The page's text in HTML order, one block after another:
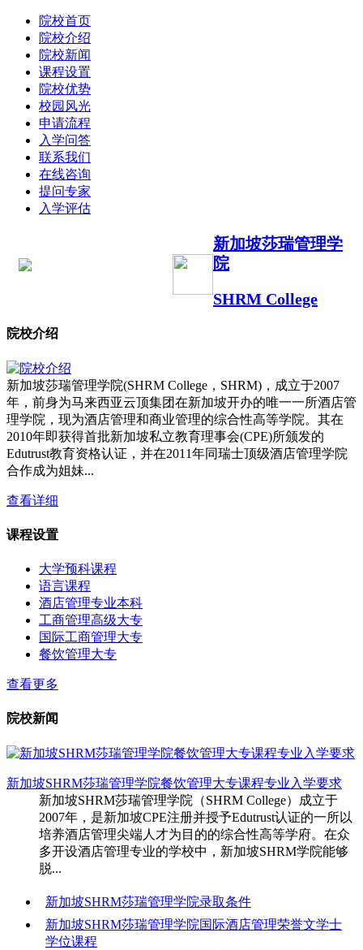
院校首页
院校介绍
院校新闻
课程设置
院校优势
校园风光
申请流程
入学问答
联系我们
在线咨询
提问专家
入学评估
新加坡莎瑞管理学
院
SHRM College
院校介绍
新加坡莎瑞管理学院(SHRM College，SHRM)，成立于2007
年，前身为马来西亚云顶集团在新加坡开办的唯一一所酒店管
理学院，现为酒店管理和商业管理的综合性高等学院。其在
2010年即获得首批新加坡私立教育理事会(CPE)所颁发的
Edutrust教育资格认证，并在2011年同瑞士顶级酒店管理学院
合作成为姐妹...
查看详细
课程设置
大学预科课程
语言课程
酒店管理专业本科
工商管理高级大专
国际工商管理大专
餐饮管理大专
查看更多
院校新闻
新加坡SHRM莎瑞管理学院餐饮管理大专课程专业入学要求
新加坡SHRM莎瑞管理学院（SHRM College）成立于
2007年，是新加坡CPE注册并授予Edutrust认证的一所以
培养酒店管理尖端人才为目的的综合性高等学府。在众
多开设酒店管理专业的学校中，新加坡SHRM学院能够
脱...
新加坡SHRM莎瑞管理学院录取条件
新加坡SHRM莎瑞管理学院国际酒店管理荣誉文学士
学位课程